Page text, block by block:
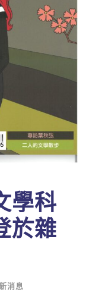
學科
於雜
消息